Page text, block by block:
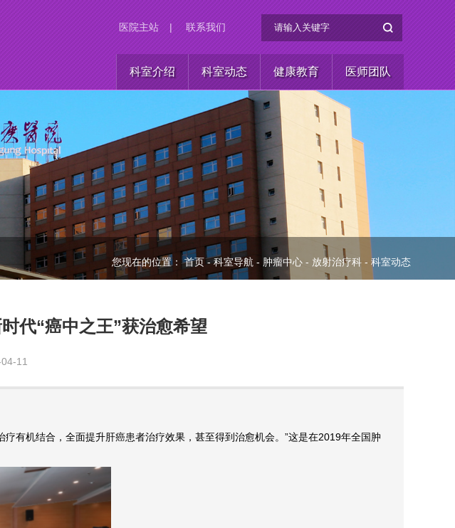
医院主站 | 联系我们
科室介绍 科室动态 健康教育 医师团队
您现在的位置：首页-科室导航 - 肿瘤中心 - 放射治疗科 - 科室动态
代“癌中之王”获治愈希望
11
有机结合，全面提升肝癌患者治疗效果，甚至得到治愈机会。”这是在2019年全国肿